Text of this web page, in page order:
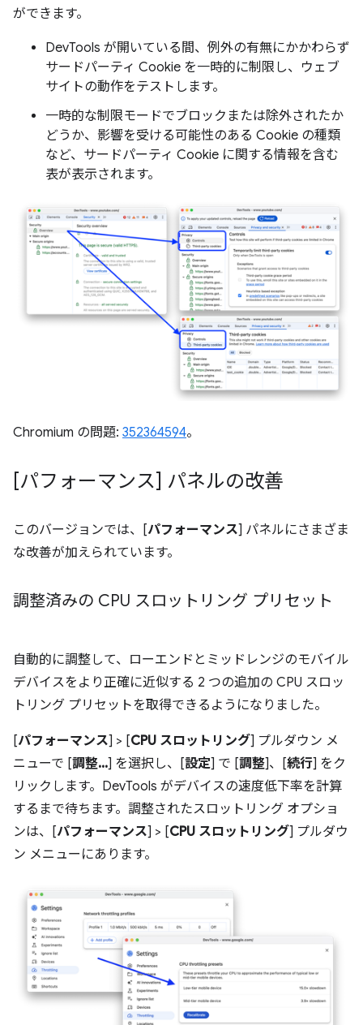
ができます。
DevTools が開いている間、例外の有無にかかわらず
サードパーティ Cookie を一時的に制限し、ウェブ
サイトの動作をテストします。
一時的な制限モードでブロックまたは除外されたか
どうか、影響を受ける可能性のある Cookie の種類
など、サードパーティ Cookie に関する情報を含む
表が表示されます。
Chromium の問題: 352364594。
[パフォーマンス] パネルの改善
このバージョンでは、[パフォーマンス] パネルにさまざま
な改善が加えられています。
調整済みの CPU スロットリング プリセット
自動的に調整して、ローエンドとミッドレンジのモバイル
デバイスをより正確に近似する 2 つの追加の CPU スロッ
トリング プリセットを取得できるようになりました。
[パフォーマンス] > [CPU スロットリング] プルダウン メ
ニューで [調整...] を選択し、[設定] で [調整]、[続行] をク
リックします。DevTools がデバイスの速度低下率を計算
するまで待ちます。調整されたスロットリング オプショ
ンは、[パフォーマンス] > [CPU スロットリング] プルダウ
ン メニューにあります。